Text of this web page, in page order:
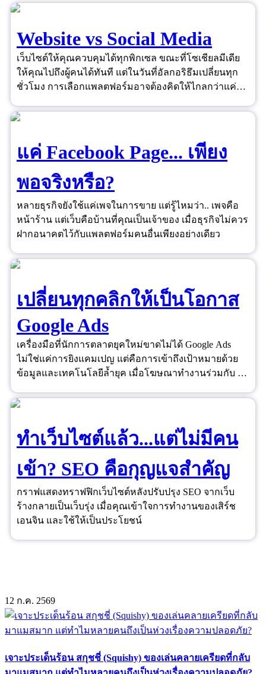
Website vs Social Media
เว็บไซต์ให้คุณควบคุมได้ทุกพิกเซล ขณะที่โซเชียลมีเดีย
ให้คุณไปถึงผู้คนได้ทันที แต่ในวันที่อัลกอริธึมเปลี่ยนทุก
ชั่วโมง การเลือกแพลตฟอร์มอาจต้องคิดให้ไกลกว่าแค่
แค่ Facebook Page... เพียง
พอจริงหรือ?
หลายธุรกิจยังใช้แค่เพจในการขาย แต่รู้ไหมว่า.. เพจคือ
หน้าร้าน แต่เว็บคือบ้านที่คุณเป็นเจ้าของ เมื่อธุรกิจไม่ควร
ฝากอนาคตไว้กับแพลตฟอร์มคนอื่นเพียงอย่างเดียว
เปลี่ยนทุกคลิกให้เป็นโอกาส
Google Ads
เครื่องมือที่นักการตลาดยุคใหม่ขาดไม่ได้ Google Ads
ไม่ใช่แค่การยิงแคมเปญ แต่คือการเข้าถึงเป้าหมายด้วย
ข้อมูลและเทคโนโลยีล้ำยุค เมื่อโฆษณาทำงานร่วมกับ AI
ดวงอีกต่อไป
ทำเว็บไซต์แล้ว...แต่ไม่มีคน
เข้า? SEO คือกุญแจสำคัญ
กราฟแสดงทราฟฟิกเว็บไซต์หลังปรับปรุง SEO จากเว็บ
ร้างกลายเป็นเว็บรุ่ง เมื่อคุณเข้าใจการทำงานของเสิร์ช
เอนจิน และใช้ให้เป็นประโยชน์
12 ก.ค. 2569
เจาะประเด็นร้อน สกุชชี่ (Squishy) ของเล่นคลายเครียดที่กลับ